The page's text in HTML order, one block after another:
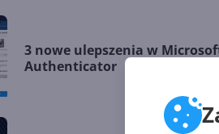
3 nowe ulepszenia w
Authenticator